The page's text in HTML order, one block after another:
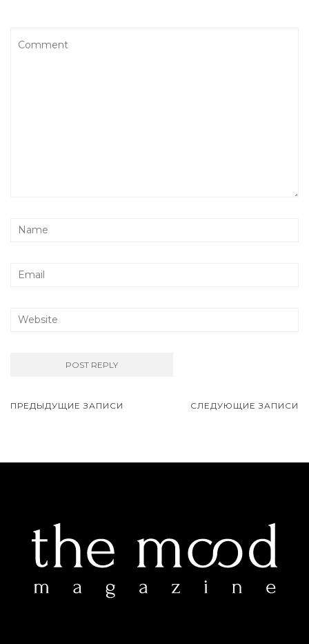
ПРЕДЫДУЩИЕ ЗАПИСИ СЛЕДУЮЩИЕ ЗАПИСИ